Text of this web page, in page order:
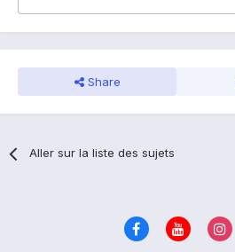
Share
Aller sur la liste des sujets